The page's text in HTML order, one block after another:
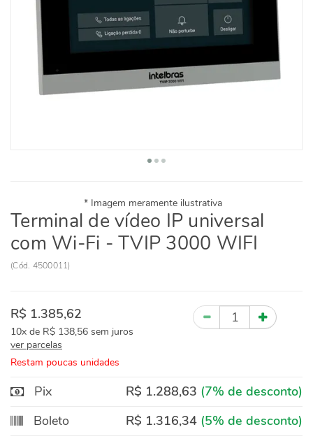
Terminal de vídeo IP universal
com Wi-Fi - TVIP 3000 WIFI
(Cód. 4500011)
R$ 1.385,62
10x de R$ 138,56 sem juros
ver parcelas
Restam poucas unidades
Quantidade
Pix R$ 1.288,63 (7% de desconto)
Boleto
R$ 1.316,34 (5% de desconto)